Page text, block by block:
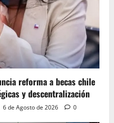
reforma a becas chile
y descentralización
6 de Agosto de 2026 0